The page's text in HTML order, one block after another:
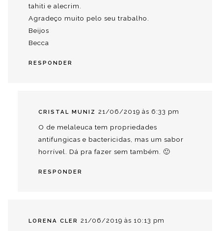
tahiti e alecrim.
Agradeço muito pelo seu trabalho.
Beijos
Becca
RESPONDER
CRISTAL MUNIZ 21/06/2019 às 6:33 pm
O de melaleuca tem propriedades
antifungicas e bactericidas, mas um sabor
horrível. Dá pra fazer sem também. 🙂
RESPONDER
LORENA CLER 21/06/2019 às 10:13 pm